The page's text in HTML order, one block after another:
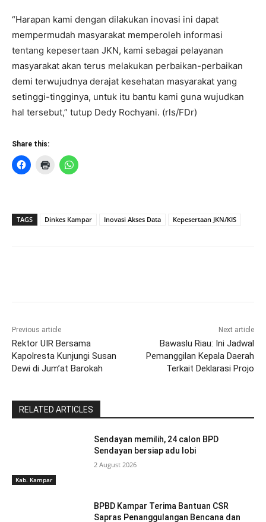
“Harapan kami dengan dilakukan inovasi ini dapat
mempermudah masyarakat memperoleh informasi
tentang kepesertaan JKN, kami sebagai pelayanan
masyarakat akan terus melakukan perbaikan-perbaikan
demi terwujudnya derajat kesehatan masyarakat yang
setinggi-tingginya, untuk itu bantu kami guna wujudkan
hal tersebut,” tutup Dedy Rochyani. (rls/FDr)
Share this:
TAGS Dinkes Kampar Inovasi Akses Data Kepesertaan JKN/KIS
Previous article
Rektor UIR Bersama
Kapolresta Kunjungi Susan
Dewi di Jum’at Barokah
Next article
Bawaslu Riau: Ini Jadwal
Pemanggilan Kepala Daerah
Terkait Deklarasi Projo
RELATED ARTICLES
Kab. Kampar
Sendayan memilih, 24 calon BPD
Sendayan bersiap adu lobi
2 August 2026
BPBD Kampar Terima Bantuan CSR
Sapras Penanggulangan Bencana dan